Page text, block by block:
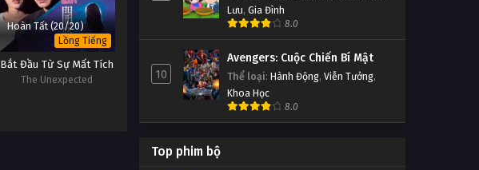
Hoàn Tất (20/20)
Lồng Tiếng
Bắt Đầu Từ Sự Mất Tích
The Unexpected
Lưu, Gia Đình
8.0
10
Avengers: Cuộc Chiến Bí Mật
Thể loại: Hành Động, Viễn Tưởng,
Khoa Học
8.0
Top phim bộ